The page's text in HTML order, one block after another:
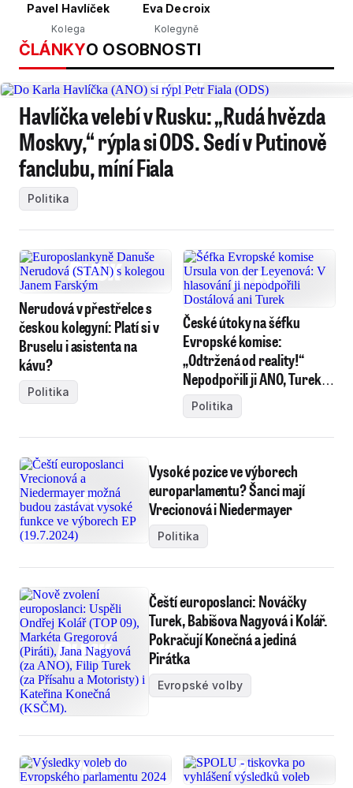
Pavel Havlíček
Kolega
Eva Decroix
Kolegyně
ČLÁNKYO OSOBNOSTI
Havlíčka velebí v Rusku: „Rudá hvězda
Moskvy,“ rýpla si ODS. Sedí v Putinově
fanclubu, míní Fiala
Politika
Nerudová v přestřelce s
českou kolegyní: Platí si v
Bruselu i asistenta na
kávu?
Politika
České útoky na šéfku
Evropské komise:
„Odtržená od reality!“
Nepodpořili ji ANO, Turek
ani Konečná
Politika
Vysoké pozice ve výborech
europarlamentu? Šanci mají
Vrecionová i Niedermayer
Politika
Čeští europoslanci: Nováčky
Turek, Babišova Nagyová i Kolář.
Pokračují Konečná a jediná
Pirátka
Evropské volby